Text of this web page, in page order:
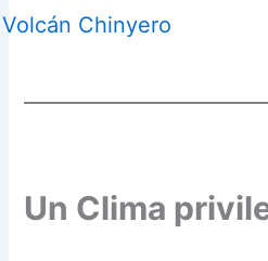
Volcán Chinyero
Un Clima